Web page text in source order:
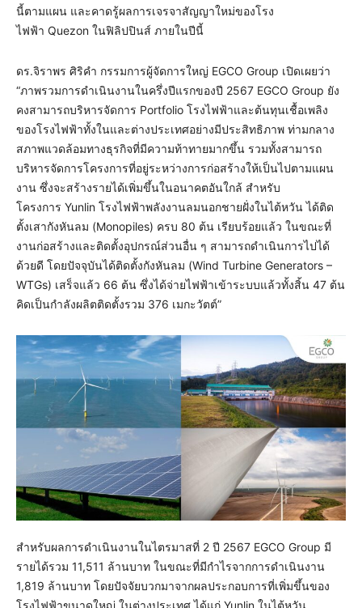
นี้ตามแผน และคาดรู้ผลการเจรจาสัญญาใหม่ของโรง
ไฟฟ้า Quezon ในฟิลิปปินส์ ภายในปีนี้
ดร.จิราพร ศิริคำ กรรมการผู้จัดการใหญ่ EGCO Group เปิดเผยว่า
“ภาพรวมการดำเนินงานในครึ่งปีแรกของปี 2567 EGCO Group ยัง
คงสามารถบริหารจัดการ Portfolio โรงไฟฟ้าและต้นทุนเชื้อเพลิง
ของโรงไฟฟ้าทั้งในและต่างประเทศอย่างมีประสิทธิภาพ ท่ามกลาง
สภาพแวดล้อมทางธุรกิจที่มีความท้าทายมากขึ้น รวมทั้งสามารถ
บริหารจัดการโครงการที่อยู่ระหว่างการก่อสร้างให้เป็นไปตามแผน
งาน ซึ่งจะสร้างรายได้เพิ่มขึ้นในอนาคตอันใกล้ สำหรับ
โครงการ Yunlin โรงไฟฟ้าพลังงานลมนอกชายฝั่งในไต้หวัน ได้ติด
ตั้งเสากังหันลม (Monopiles) ครบ 80 ต้น เรียบร้อยแล้ว ในขณะที่
งานก่อสร้างและติดตั้งอุปกรณ์ส่วนอื่น ๆ สามารถดำเนินการไปได้
ด้วยดี โดยปัจจุบันได้ติดตั้งกังหันลม (Wind Turbine Generators –
WTGs) เสร็จแล้ว 66 ต้น ซึ่งได้จ่ายไฟฟ้าเข้าระบบแล้วทั้งสิ้น 47 ต้น
คิดเป็นกำลังผลิตติดตั้งรวม 376 เมกะวัตต์”
สำหรับผลการดำเนินงานในไตรมาสที่ 2 ปี 2567 EGCO Group มี
รายได้รวม 11,511 ล้านบาท ในขณะที่มีกำไรจากการดำเนินงาน
1,819 ล้านบาท โดยปัจจัยบวกมาจากผลประกอบการที่เพิ่มขึ้นของ